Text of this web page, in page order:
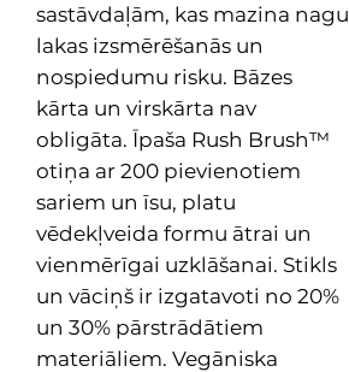
sastāvdaļām, kas mazina nagu
lakas izsmērēšanās un
nospiedumu risku. Bāzes
kārta un virskārta nav
obligāta. Īpaša Rush Brush™
otiņa ar 200 pievienotiem
sariem un īsu, platu
vēdekļveida formu ātrai un
vienmērīgai uzklāšanai. Stikls
un vāciņš ir izgatavoti no 20%
un 30% pārstrādātiem
materiāliem. Vegāniska